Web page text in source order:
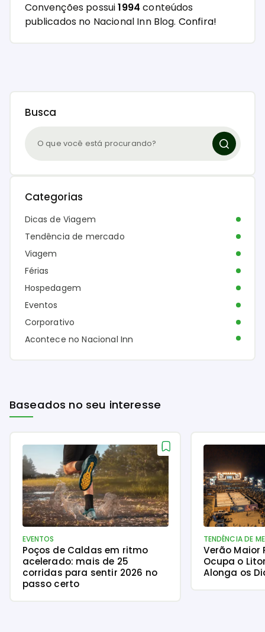
Convenções possui1994 conteúdos
publicados no Nacional Inn Blog. Confira!
Busca
Categorias
Dicas de Viagem
Tendência de mercado
Viagem
Férias
Hospedagem
Eventos
Corporativo
Acontece no Nacional Inn
Baseados no seu interesse
EVENTOS
Poços de Caldas em ritmo
acelerado: mais de 25
corridas para sentir 2026 no
passo certo
TENDÊNCIA DE
Verão Maior
Ocupa o
Alonga os